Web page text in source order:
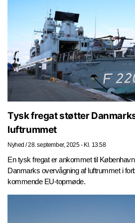
Tysk fregat støtter
luftrummet
Nyhed / 28. september, 2025 - Kl. 13.58
En tysk fregat er ankommet til
Danmarks overvågning af luftrummet i
kommende EU-topmøde.